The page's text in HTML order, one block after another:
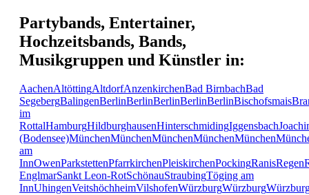
Partybands, Entertainer,
Hochzeitsbands, Bands,
Musikgruppen und Künstler in:
AachenAltöttingAltdorfAnzenkirchenBad BirnbachBad
SegebergBalingenBerlinBerlinBerlinBerlinBerlinBischofsmais
im
RottalHamburgHildburghausenHinterschmidingIggensbach
(Bodensee)MünchenMünchenMünchenMünchenMünchen
am
InnOwenParkstettenPfarrkirchenPleiskirchenPockingRanisRegen
EnglmarSankt Leon-RotSchönauStraubingTöging am
InnUhingenVeitshöchheimVilshofenWürzburgWürzburg